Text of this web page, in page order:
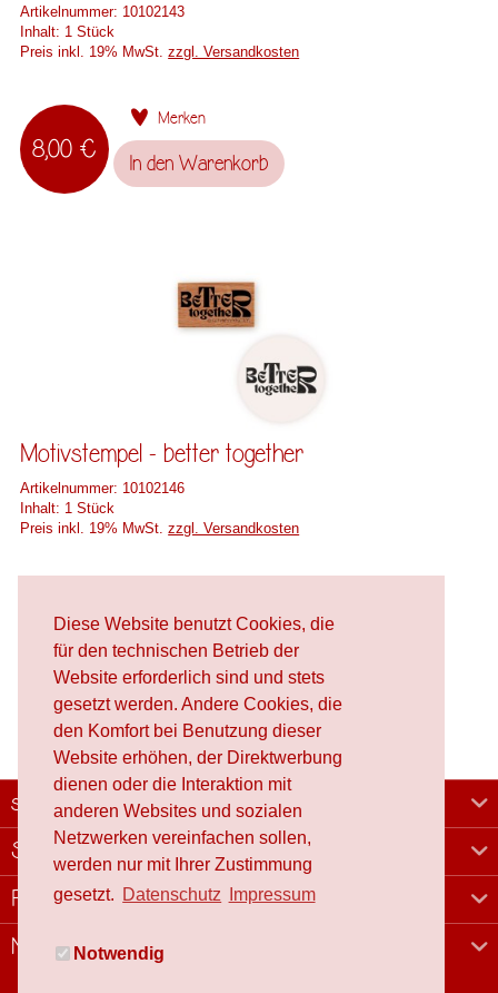
Diese Website benutzt Cookies, die
für den technischen Betrieb der
Website erforderlich sind und stets
gesetzt werden. Andere Cookies, die
den Komfort bei Benutzung dieser
Website erhöhen, der Direktwerbung
dienen oder die Interaktion mit
anderen Websites und sozialen
Netzwerken vereinfachen sollen,
werden nur mit Ihrer Zustimmung
gesetzt. Datenschutz Impressum
Notwendig
Artikelnummer: 10102143
Inhalt: 1 Stück
Preis inkl. 19% MwSt.zzgl. Versandkosten
8,00 €
Merken
In den Warenkorb
Motivstempel - better together
Artikelnummer: 10102146
Inhalt: 1 Stück
Preis inkl. 19% MwSt.zzgl. Versandkosten
8,50 € In den Warenkorb
schafproduction
Shop
Rechtliches
Newsletter